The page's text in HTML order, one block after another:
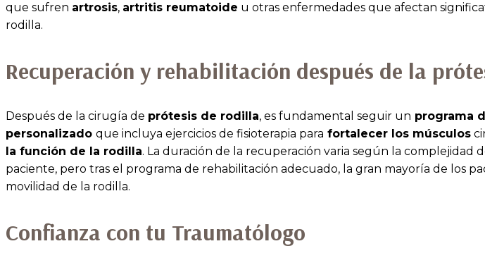
que sufren artrosis, artritis reumatoide u otras enfermedades que afectan
rodilla.
Recuperación y rehabilitación después de la
Después de la cirugía de prótesis de rodilla, es fundamental seguir un programa
personalizado que incluya ejercicios de fisioterapia para fortalecer los músculos
la función de la rodilla. La duración de la recuperación varia según la complejidad
paciente, pero tras el programa de rehabilitación adecuado, la gran mayoría de los
movilidad de la rodilla.
Confianza con tu Traumatólogo